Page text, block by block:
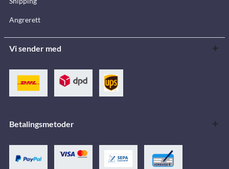
Angrerett
Vi sender med
Betalingsmetoder